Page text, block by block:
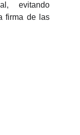
evitando
firma de las